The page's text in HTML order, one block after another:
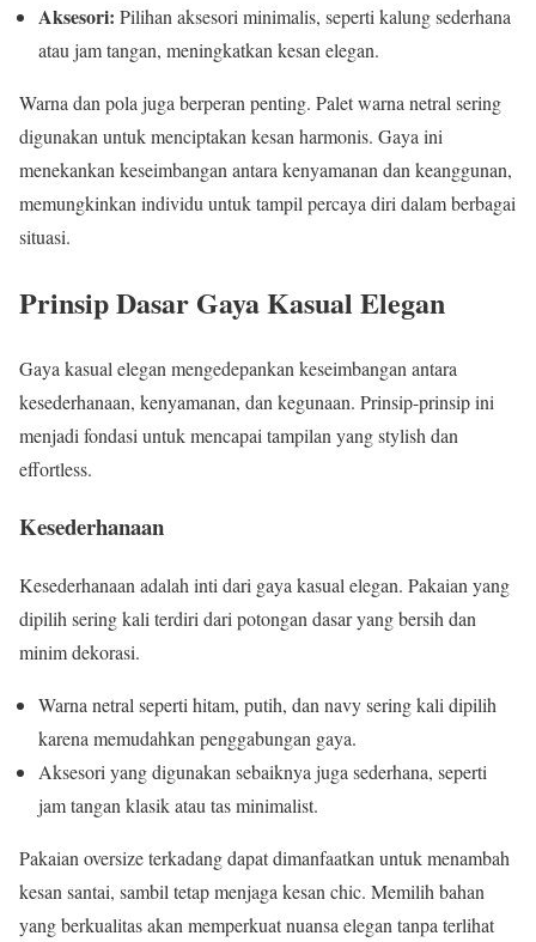
Aksesori: Pilihan aksesori minimalis, seperti kalung sederhana
atau jam tangan, meningkatkan kesan elegan.
Warna dan pola juga berperan penting. Palet warna netral sering
digunakan untuk menciptakan kesan harmonis. Gaya ini
menekankan keseimbangan antara kenyamanan dan keanggunan,
memungkinkan individu untuk tampil percaya diri dalam berbagai
situasi.
Prinsip Dasar Gaya Kasual Elegan
Gaya kasual elegan mengedepankan keseimbangan antara
kesederhanaan, kenyamanan, dan kegunaan. Prinsip-prinsip ini
menjadi fondasi untuk mencapai tampilan yang stylish dan
effortless.
Kesederhanaan
Kesederhanaan adalah inti dari gaya kasual elegan. Pakaian yang
dipilih sering kali terdiri dari potongan dasar yang bersih dan
minim dekorasi.
Warna netral seperti hitam, putih, dan navy sering kali dipilih
karena memudahkan penggabungan gaya.
Aksesori yang digunakan sebaiknya juga sederhana, seperti
jam tangan klasik atau tas minimalist.
Pakaian oversize terkadang dapat dimanfaatkan untuk menambah
kesan santai, sambil tetap menjaga kesan chic. Memilih bahan
yang berkualitas akan memperkuat nuansa elegan tanpa terlihat